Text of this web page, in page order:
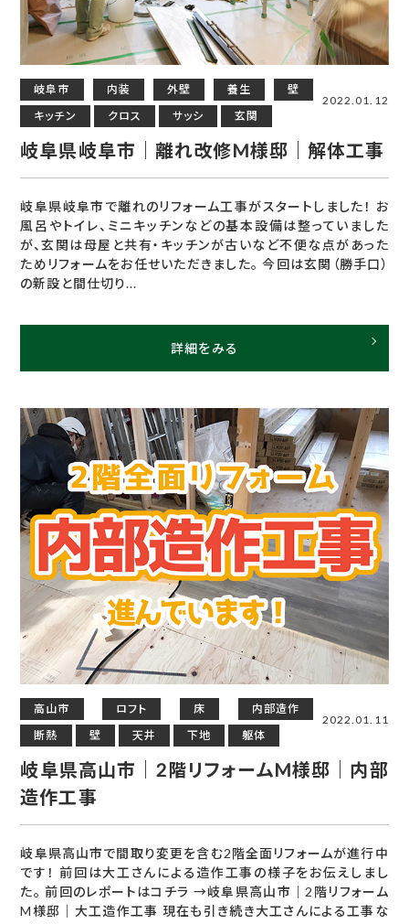
岐阜市 内装 外壁 養生
壁
キッチン
クロス サッシ 玄関
2022.01.12
岐阜県岐阜市｜離れ改修M様邸｜解体工事
岐阜県岐阜市で離れのリフォーム工事がスタートしました！ お
風呂やトイレ、ミニキッチンなどの基本設備は整っていました
が、玄関は母屋と共有・キッチンが古いなど不便な点があった
ためリフォームをお任せいただきました。 今回は玄関（勝手口）
の新設と間仕切り...
詳細をみる
高山市 ロフト 床
内部造作
断熱
壁 天井 下地 躯体
2022.01.11
岐阜県高山市｜2階リフォームM様邸｜内部
造作工事
岐阜県高山市で間取り変更を含む2階全面リフォームが進行中
です！ 前回は大工さんによる造作工事の様子をお伝えしまし
た。 前回のレポートはコチラ →岐阜県高山市｜2階リフォーム
M様邸｜大工造作工事 現在も引き続き大工さんによる工事な